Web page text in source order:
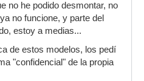
no he podido desmontar, no
no funcione, y parte del
estoy a medias...
de estos modelos, los pedí
"confidencial" de la propia